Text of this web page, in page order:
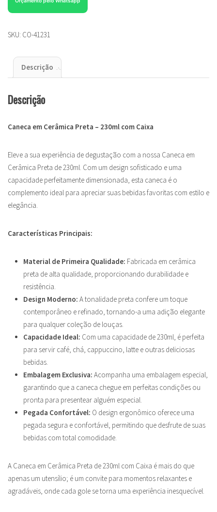
SKU: CO-41231
Descrição
Descrição
Caneca em Cerâmica Preta – 230ml com Caixa
Eleve a sua experiência de degustação com a nossa Caneca em
Cerâmica Preta de 230ml. Com um design sofisticado e uma
capacidade perfeitamente dimensionada, esta caneca é o
complemento ideal para apreciar suas bebidas favoritas com estilo e
elegância.
Características Principais:
Material de Primeira Qualidade: Fabricada em cerâmica
preta de alta qualidade, proporcionando durabilidade e
resistência.
Design Moderno: A tonalidade preta confere um toque
contemporâneo e refinado, tornando-a uma adição elegante
para qualquer coleção de louças.
Capacidade Ideal: Com uma capacidade de 230ml, é perfeita
para servir café, chá, cappuccino, latte e outras deliciosas
bebidas.
Embalagem Exclusiva: Acompanha uma embalagem especial,
garantindo que a caneca chegue em perfeitas condições ou
pronta para presentear alguém especial.
Pegada Confortável: O design ergonômico oferece uma
pegada segura e confortável, permitindo que desfrute de suas
bebidas com total comodidade.
A Caneca em Cerâmica Preta de 230ml com Caixa é mais do que
apenas um utensílio; é um convite para momentos relaxantes e
agradáveis, onde cada gole se torna uma experiência inesquecível.